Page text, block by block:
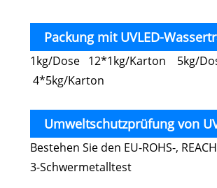
Packung mit UVLED-
Siebdrucklack zum Heißprägen
1kg/Dose 12*1kg/Karton 5kg/
4*5kg/Karton
Umweltschutzprüfung von
Wassertransfer-Siebdrucklack
Bestehen Sie den EU-ROHS-,
3-Schwermetalltest